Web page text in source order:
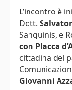
L’incontro è
Dott.
Sanguinis, e
con Placca
cittadina del
Giovanni